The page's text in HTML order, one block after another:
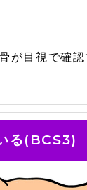
が目視で確
る(BCS3)